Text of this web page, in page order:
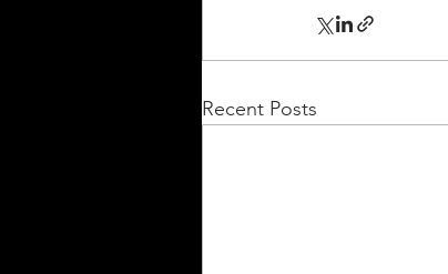
Recent Posts